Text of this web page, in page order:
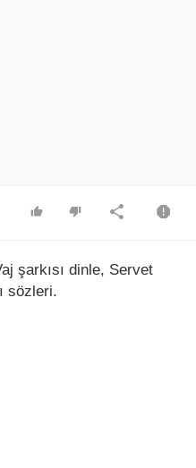
şarkısı dinle, Servet
sözleri.